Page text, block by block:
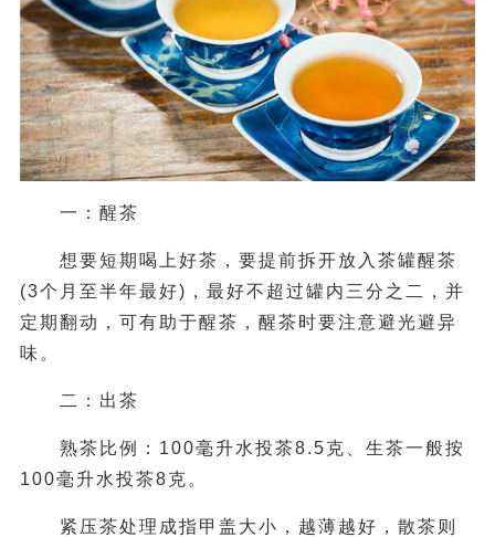
一：醒茶
想要短期喝上好茶，要提前拆开放入茶罐醒茶
(3个月至半年最好)，最好不超过罐内三分之二，并
定期翻动，可有助于醒茶，醒茶时要注意避光避异
味。
二：出茶
熟茶比例：100毫升水投茶8.5克、生茶一般按
100毫升水投茶8克。
紧压茶处理成指甲盖大小，越薄越好，散茶则